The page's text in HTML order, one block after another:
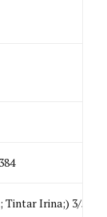
Tintar Irina;) 3/5